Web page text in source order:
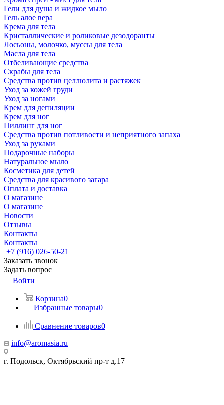
Гели для душа и жидкое мыло
Гель алое вера
Крема для тела
Кристаллические и роликовые дезодоранты
Лосьоны, молочко, муссы для тела
Масла для тела
Отбеливающие средства
Скрабы для тела
Средства против целлюлита и растяжек
Уход за кожей груди
Уход за ногами
Крем для депиляции
Крем для ног
Пиллинг для ног
Средства против потливости и неприятного запаха
Уход за руками
Подарочные наборы
Натуральное мыло
Косметика для детей
Средства для красивого загара
Оплата и доставка
О магазине
О магазине
Новости
Отзывы
Контакты
Контакты
+7 (916) 026-50-21
Заказать звонок
Задать вопрос
Войти
Корзина0
Избранные товары0
Сравнение товаров0
info@aromasia.ru
г. Подольск, Октябрьский пр-т д.17